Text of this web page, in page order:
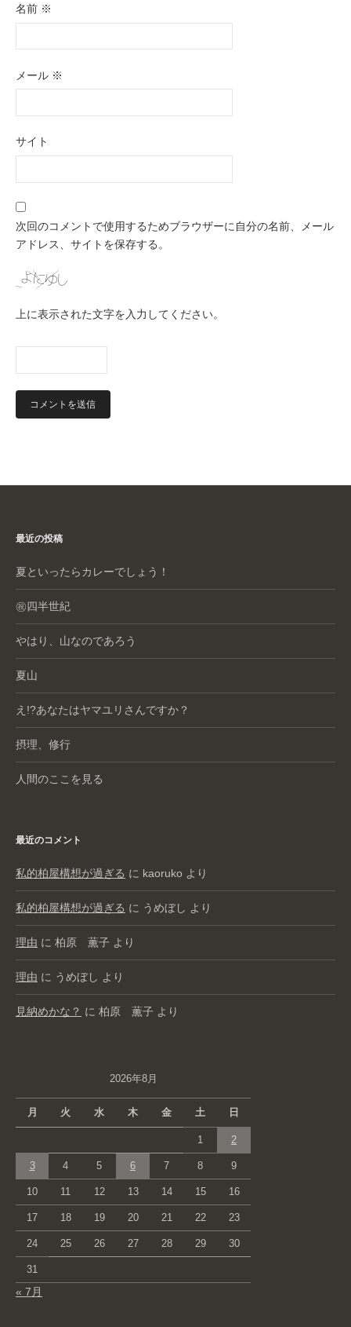
名前 ※
メール ※
サイト
次回のコメントで使用するためブラウザーに自分の名前、メール
アドレス、サイトを保存する。
上に表示された文字を入力してください。
最近の投稿
夏といったらカレーでしょう！
㊗️四半世紀
やはり、山なのであろう
夏山
え!?あなたはヤマユリさんですか？
摂理、修行
人間のここを見る
最近のコメント
私的柏屋構想が過ぎる に kaoruko より
私的柏屋構想が過ぎる に うめぼし より
理由 に 柏原 薫子 より
理由 に うめぼし より
見納めかな？ に 柏原 薫子 より
2026年8月
月 火 水 木 金 土 日
1 2
3 4 5 6 7 8 9
10 11 12 13 14 15 16
17 18 19 20 21 22 23
24 25 26 27 28 29 30
31
« 7月